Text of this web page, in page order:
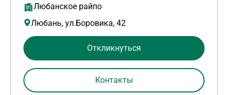
Любанское райпо
Любань, ул.Боровика, 42
Откликнуться
Контакты